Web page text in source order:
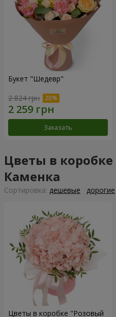
Букет "Шедевр"
2 824 грн
Заказать
Цветы в коробке
Каменка
Cортировка: дешевые дорогие
Цветы в коробке "Розовый